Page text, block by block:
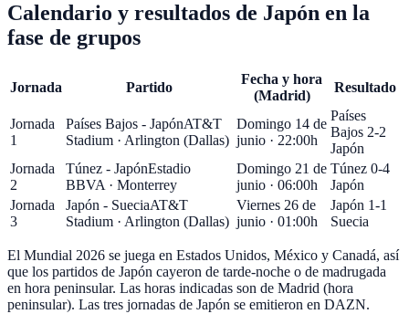
Calendario y resultados de Japón en la
fase de grupos
Jornada Partido
Fecha y hora
(Madrid)
Resultado
Jornada
1
Países Bajos - JapónAT&T
Stadium · Arlington (Dallas)
Domingo 14 de
junio · 22:00h
Países
Bajos 2-2
Japón
Jornada
2
Túnez - JapónEstadio
BBVA · Monterrey
Domingo 21 de
junio · 06:00h
Túnez 0-4
Japón
Jornada
3
Japón - SueciaAT&T
Stadium · Arlington (Dallas)
Viernes 26 de
junio · 01:00h
Japón 1-1
Suecia
El Mundial 2026 se juega en Estados Unidos, México y Canadá, así
que los partidos de Japón cayeron de tarde-noche o de madrugada
en hora peninsular. Las horas indicadas son de Madrid (hora
peninsular). Las tres jornadas de Japón se emitieron en DAZN.